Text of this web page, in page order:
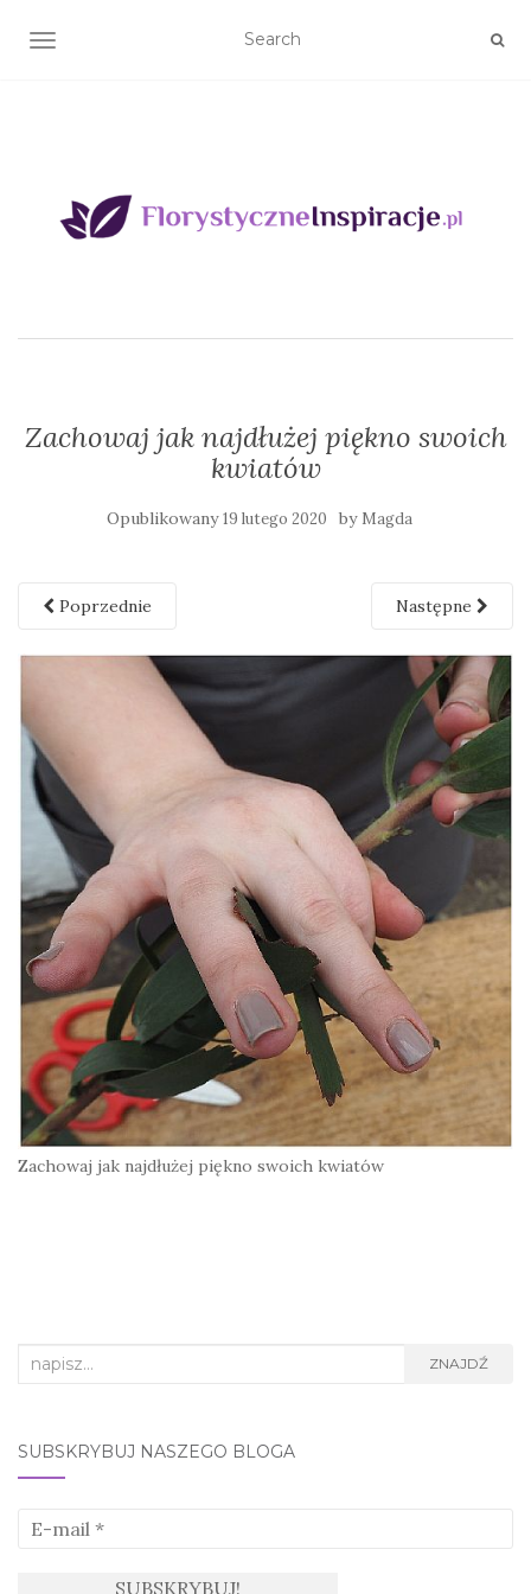
TOGGLE NAVIGATION
Zachowaj jak najdłużej piękno swoich
kwiatów
Opublikowany19 lutego 2020 by Magda
Poprzednie Następne
Zachowaj jak najdłużej piękno swoich kwiatów
Search
ZNAJDŹ
SUBSKRYBUJ NASZEGO BLOGA